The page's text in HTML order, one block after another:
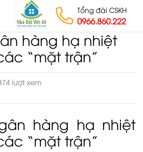
Tổng đài CSKH
0966.860.222
hàng hạ nhiệt
“mặt trận”
lượt xem
hàng hạ nhiệt
“mặt trận”